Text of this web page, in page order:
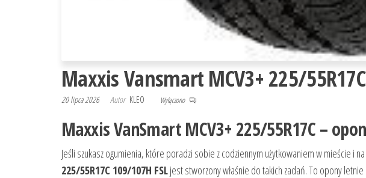
Maxxis Vansmart MCV3+ 225/
20 lipca 2026 Autor KLEO Wyłączono
Maxxis VanSmart MCV3+ 225/55R17C –
Jeśli szukasz ogumienia, które poradzi sobie z codziennym użytkowaniem w mieście i
225/55R17C 109/107H FSLjest stworzony właśnie do takich zadań. To opony